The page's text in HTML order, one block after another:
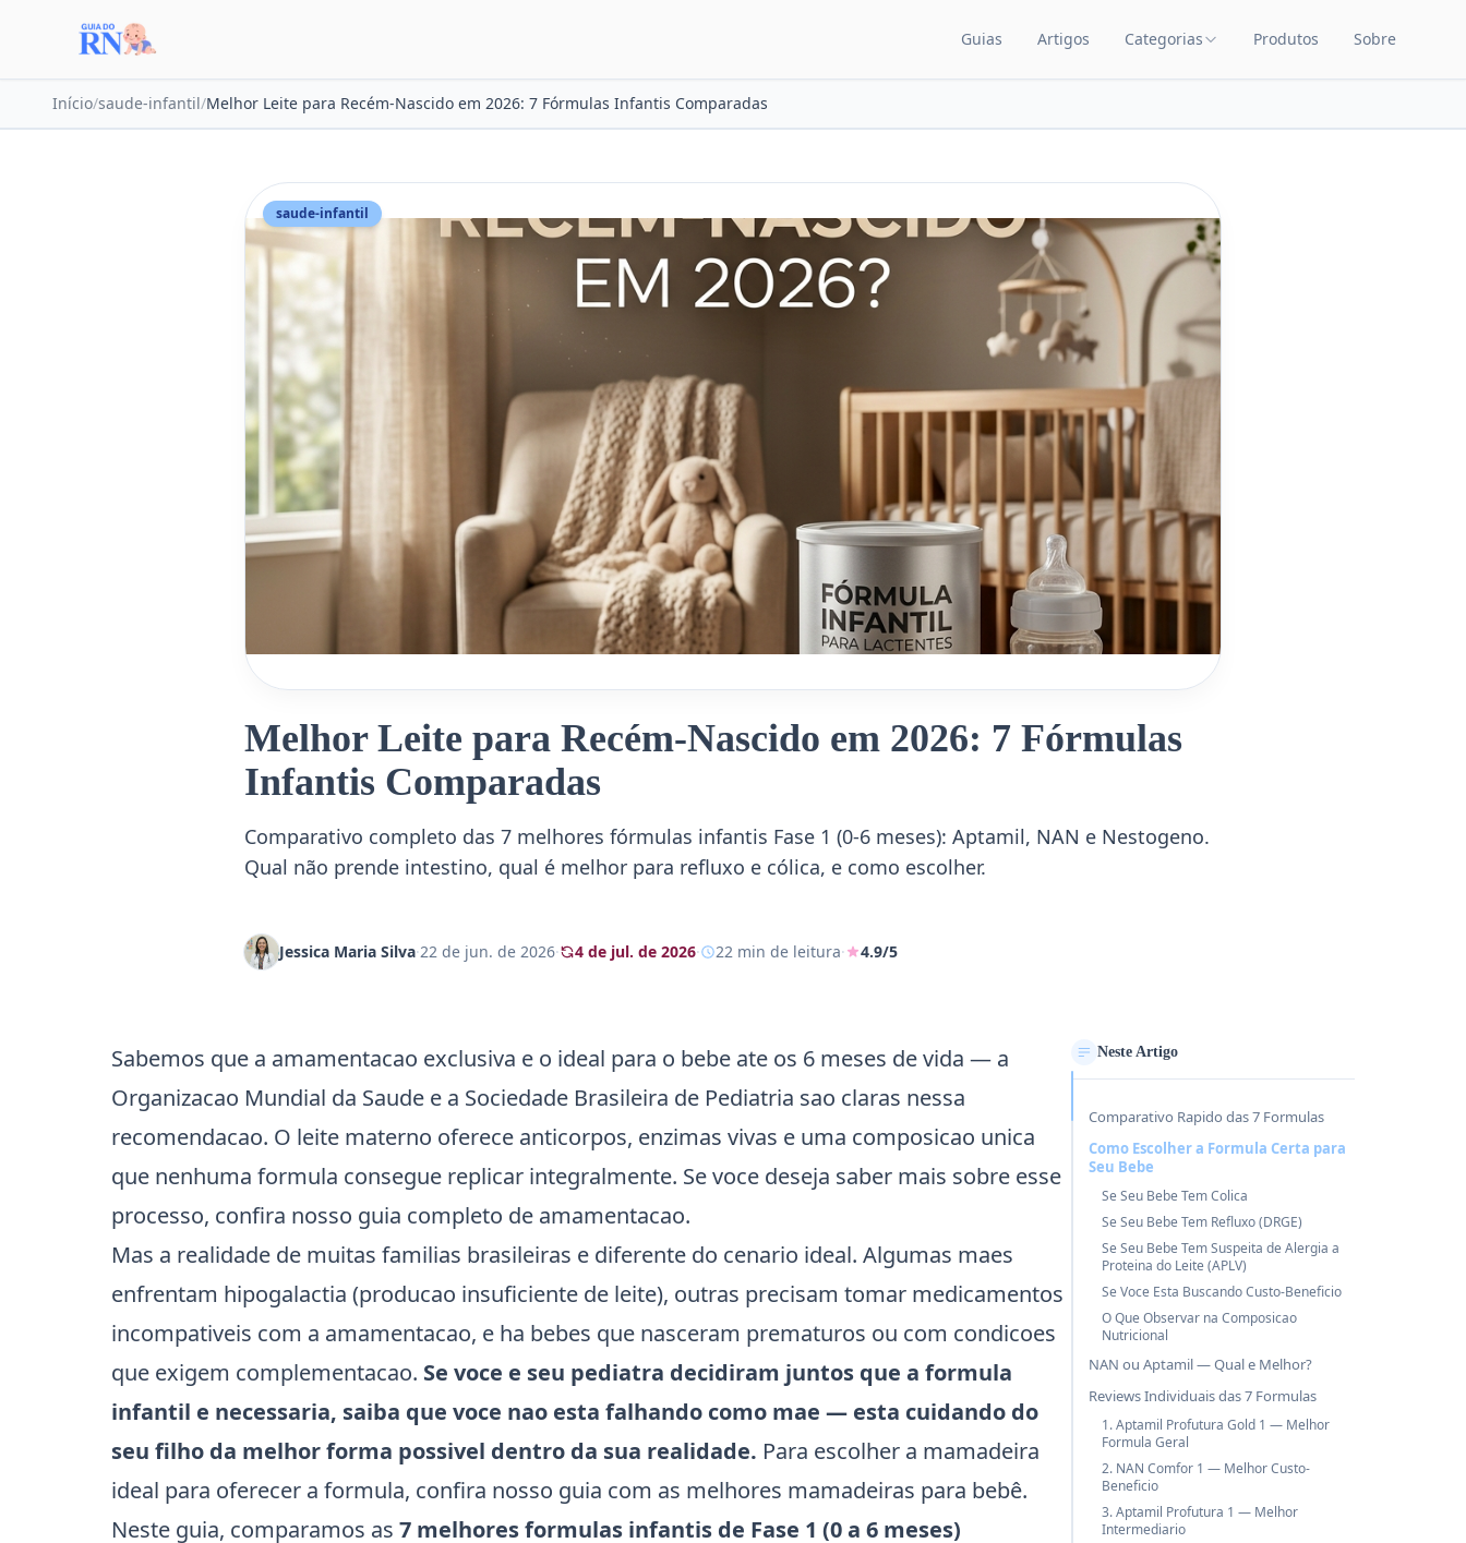
Guias Artigos Categorias
Guias para pais
Desenvolvimento
Sono do bebê
Carrinhos de Bebê
Amamentação
Quarto de Bebê
Saúde Infantil
Brinquedos Educativos
Cuidados com o Bebê
Produtos Sobre
Início/saude-infantil/Melhor Leite para Recém-Nascido em 2026: 7 Fórmulas Infantis Comparadas
saude-infantil
Melhor Leite para Recém-Nascido em 2026: 7 Fórmulas
Infantis Comparadas
Comparativo completo das 7 melhores fórmulas infantis Fase 1 (0-6 meses): Aptamil, NAN e Nestogeno.
Qual não prende intestino, qual é melhor para refluxo e cólica, e como escolher.
Jessica Maria Silva·22 de jun. de 2026· 4 de jul. de 2026· 22 min de leitura· 4.9/5
Sabemos que a amamentacao exclusiva e o ideal para o bebe ate os 6 meses de vida — a
Organizacao Mundial da Saude e a Sociedade Brasileira de Pediatria sao claras nessa
recomendacao. O leite materno oferece anticorpos, enzimas vivas e uma composicao unica
que nenhuma formula consegue replicar integralmente. Se voce deseja saber mais sobre esse
processo, confira nosso guia completo de amamentacao.
Mas a realidade de muitas familias brasileiras e diferente do cenario ideal. Algumas maes
enfrentam hipogalactia (producao insuficiente de leite), outras precisam tomar medicamentos
incompativeis com a amamentacao, e ha bebes que nasceram prematuros ou com condicoes
que exigem complementacao. Se voce e seu pediatra decidiram juntos que a formula
infantil e necessaria, saiba que voce nao esta falhando como mae — esta cuidando do
seu filho da melhor forma possivel dentro da sua realidade. Para escolher a mamadeira
ideal para oferecer a formula, confira nosso guia com as melhores mamadeiras para bebê.
Neste guia, comparamos as 7 melhores formulas infantis de Fase 1 (0 a 6 meses)
Neste Artigo
Comparativo Rapido das 7 Formulas
Como Escolher a Formula Certa para
Seu Bebe
Se Seu Bebe Tem Colica
Se Seu Bebe Tem Refluxo (DRGE)
Se Seu Bebe Tem Suspeita de Alergia a
Proteina do Leite (APLV)
Se Voce Esta Buscando Custo-Beneficio
O Que Observar na Composicao
Nutricional
NAN ou Aptamil — Qual e Melhor?
Reviews Individuais das 7 Formulas
1. Aptamil Profutura Gold 1 — Melhor
Formula Geral
2. NAN Comfor 1 — Melhor Custo-
Beneficio
3. Aptamil Profutura 1 — Melhor
Intermediario